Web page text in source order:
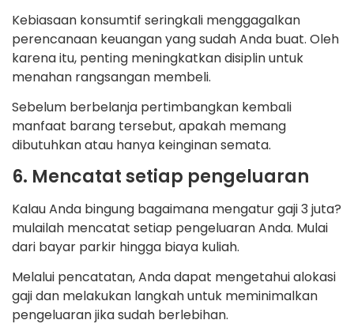
Kebiasaan konsumtif seringkali menggagalkan
perencanaan keuangan yang sudah Anda buat. Oleh
karena itu, penting meningkatkan disiplin untuk
menahan rangsangan membeli.
Sebelum berbelanja pertimbangkan kembali
manfaat barang tersebut, apakah memang
dibutuhkan atau hanya keinginan semata.
6. Mencatat setiap pengeluaran
Kalau Anda bingung bagaimana mengatur gaji 3 juta?
mulailah mencatat setiap pengeluaran Anda. Mulai
dari bayar parkir hingga biaya kuliah.
Melalui pencatatan, Anda dapat mengetahui alokasi
gaji dan melakukan langkah untuk meminimalkan
pengeluaran jika sudah berlebihan.